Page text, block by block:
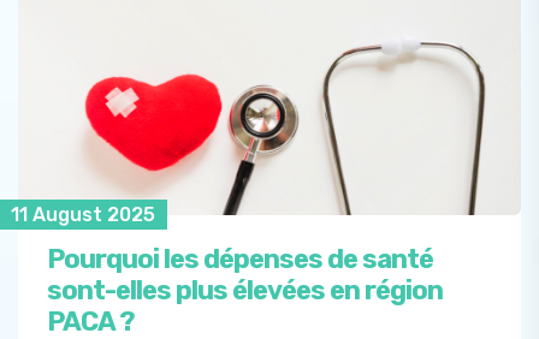
11 August 2025
Pourquoi les dépenses de santé
sont-elles plus élevées en région
PACA ?